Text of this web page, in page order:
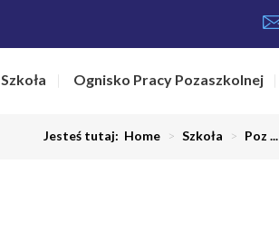
Szkoła Ognisko Pracy Pozaszkolnej
Jesteś tutaj: Home > Szkoła > Poz ...